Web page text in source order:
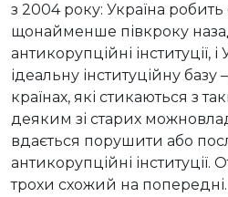
з 2004 року: Україна
щонайменше півкроку
антикорупційні інституції,
ідеальну інституційну
країнах, які стикаються з
деяким зі старих
вдається порушити або
антикорупційні
трохи схожий на